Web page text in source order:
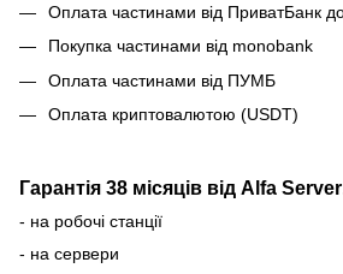
Оплата частинами від ПриватБанк
Покупка частинами від monobank
Оплата частинами від ПУМБ
Оплата криптовалютою (USDT)
Гарантія 38 місяців від Alfa
- на робочі станції
- на сервери